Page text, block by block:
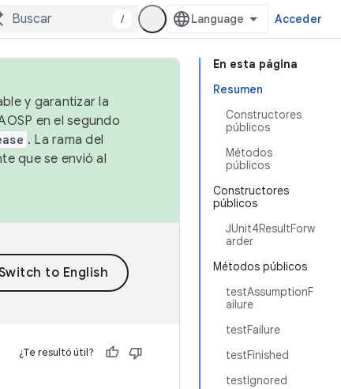
/ Acceder
En esta página
Resumen
Constructores
públicos
Métodos
públicos
Constructores
públicos
JUnit4ResultForw
arder
Métodos públicos
testAssumptionF
ailure
testFailure
testFinished
testIgnored
y garantizar la
en el segundo
. La rama del
que se envió al
¿Te resultó útil?